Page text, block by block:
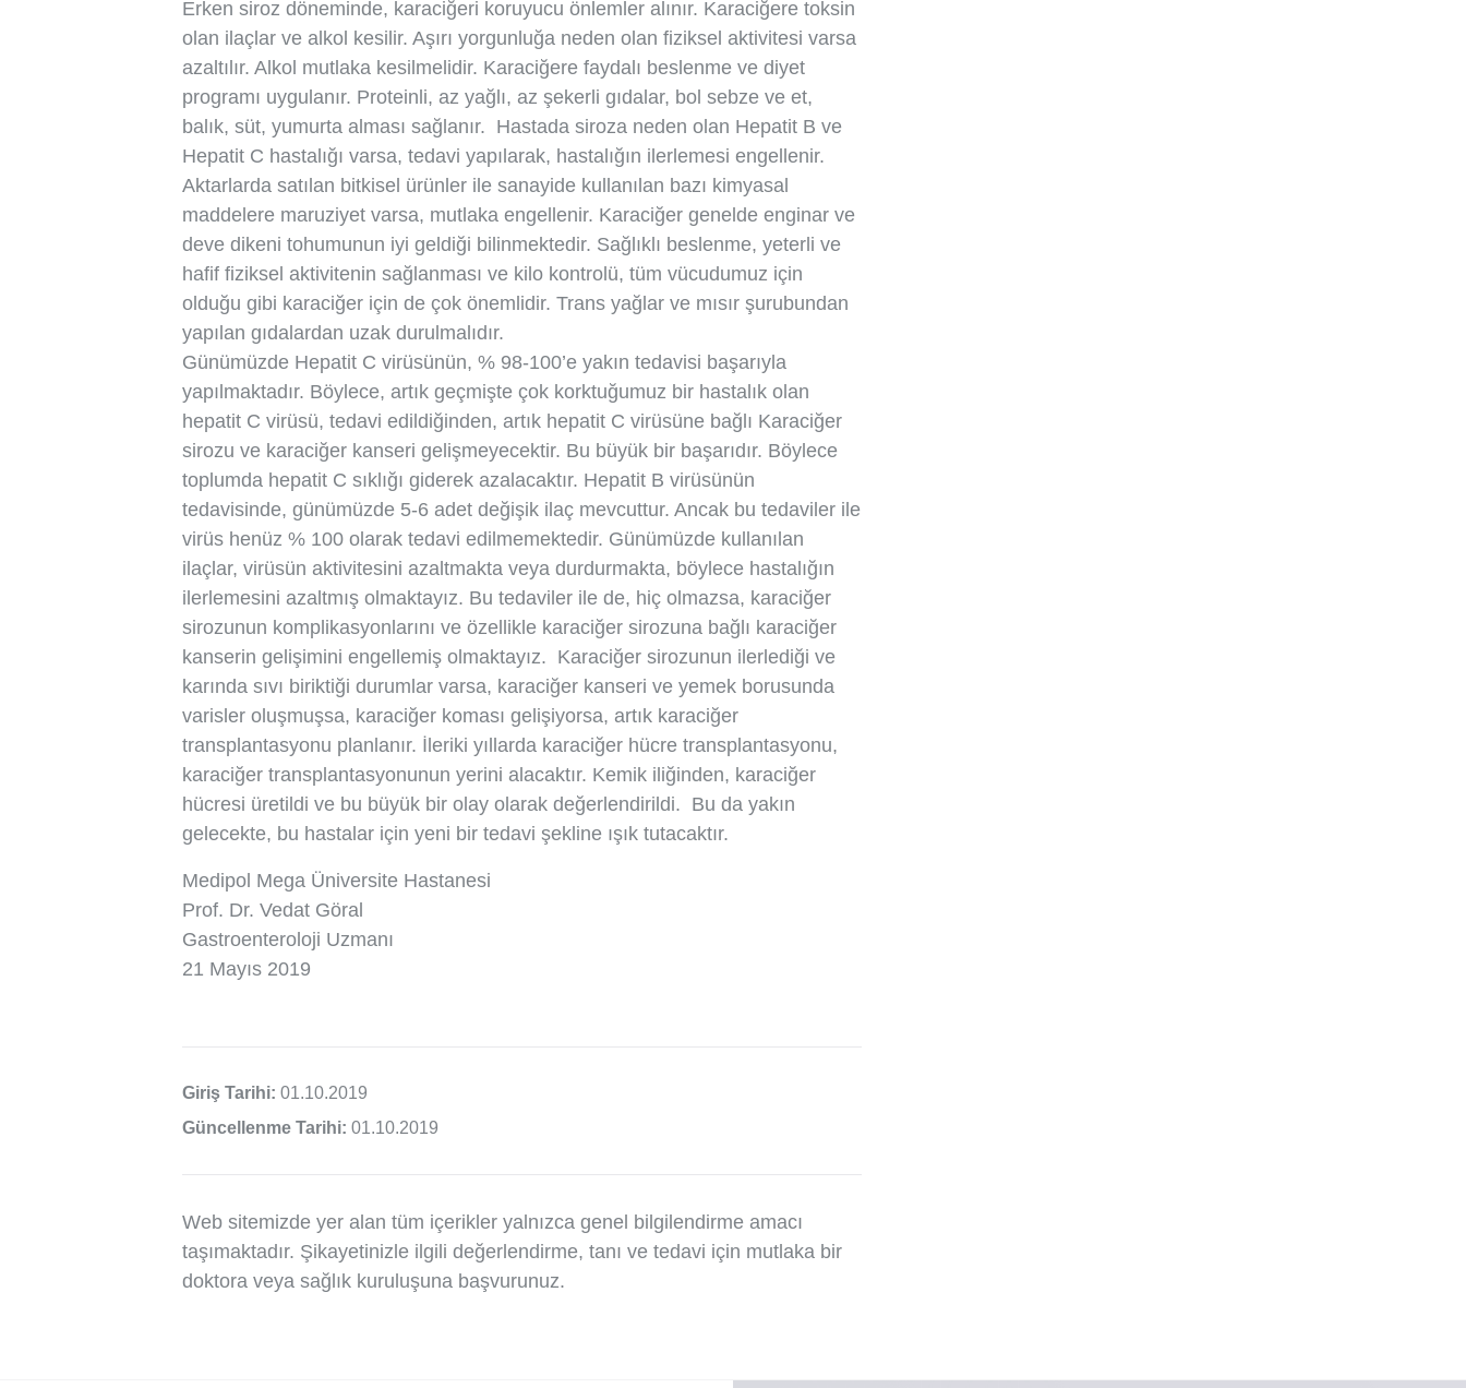
Erken siroz döneminde, karaciğeri koruyucu önlemler alınır. Karaciğere toksin
olan ilaçlar ve alkol kesilir. Aşırı yorgunluğa neden olan fiziksel aktivitesi varsa
azaltılır. Alkol mutlaka kesilmelidir. Karaciğere faydalı beslenme ve diyet
programı uygulanır. Proteinli, az yağlı, az şekerli gıdalar, bol sebze ve et,
balık, süt, yumurta alması sağlanır. Hastada siroza neden olan Hepatit B ve
Hepatit C hastalığı varsa, tedavi yapılarak, hastalığın ilerlemesi engellenir.
Aktarlarda satılan bitkisel ürünler ile sanayide kullanılan bazı kimyasal
maddelere maruziyet varsa, mutlaka engellenir. Karaciğer genelde enginar ve
deve dikeni tohumunun iyi geldiği bilinmektedir. Sağlıklı beslenme, yeterli ve
hafif fiziksel aktivitenin sağlanması ve kilo kontrolü, tüm vücudumuz için
olduğu gibi karaciğer için de çok önemlidir. Trans yağlar ve mısır şurubundan
yapılan gıdalardan uzak durulmalıdır.
Günümüzde Hepatit C virüsünün, % 98-100’e yakın tedavisi başarıyla
yapılmaktadır. Böylece, artık geçmişte çok korktuğumuz bir hastalık olan
hepatit C virüsü, tedavi edildiğinden, artık hepatit C virüsüne bağlı Karaciğer
sirozu ve karaciğer kanseri gelişmeyecektir. Bu büyük bir başarıdır. Böylece
toplumda hepatit C sıklığı giderek azalacaktır. Hepatit B virüsünün
tedavisinde, günümüzde 5-6 adet değişik ilaç mevcuttur. Ancak bu tedaviler ile
virüs henüz % 100 olarak tedavi edilmemektedir. Günümüzde kullanılan
ilaçlar, virüsün aktivitesini azaltmakta veya durdurmakta, böylece hastalığın
ilerlemesini azaltmış olmaktayız. Bu tedaviler ile de, hiç olmazsa, karaciğer
sirozunun komplikasyonlarını ve özellikle karaciğer sirozuna bağlı karaciğer
kanserin gelişimini engellemiş olmaktayız. Karaciğer sirozunun ilerlediği ve
karında sıvı biriktiği durumlar varsa, karaciğer kanseri ve yemek borusunda
varisler oluşmuşsa, karaciğer koması gelişiyorsa, artık karaciğer
transplantasyonu planlanır. İleriki yıllarda karaciğer hücre transplantasyonu,
karaciğer transplantasyonunun yerini alacaktır. Kemik iliğinden, karaciğer
hücresi üretildi ve bu büyük bir olay olarak değerlendirildi. Bu da yakın
gelecekte, bu hastalar için yeni bir tedavi şekline ışık tutacaktır.
Medipol Mega Üniversite Hastanesi
Prof. Dr. Vedat Göral
Gastroenteroloji Uzmanı
21 Mayıs 2019
Giriş Tarihi: 01.10.2019
Güncellenme Tarihi: 01.10.2019
Web sitemizde yer alan tüm içerikler yalnızca genel bilgilendirme amacı
taşımaktadır. Şikayetinizle ilgili değerlendirme, tanı ve tedavi için mutlaka bir
doktora veya sağlık kuruluşuna başvurunuz.